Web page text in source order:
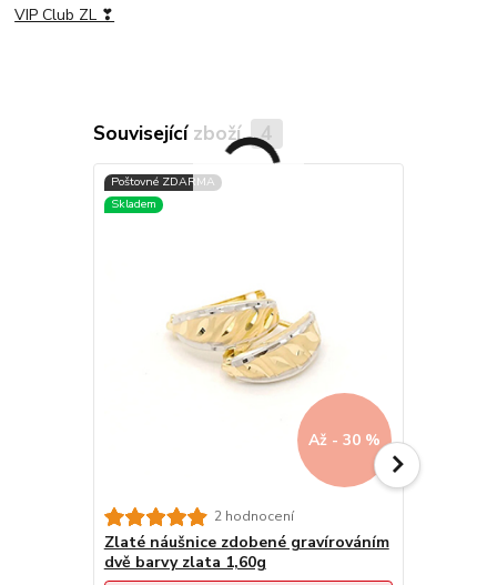
VIP Club ZL ❣
Související zboží 4
Až - 30 %
2 hodnocení
Zlaté náušnice zdobené gravírováním
dvě barvy zlata 1,60g